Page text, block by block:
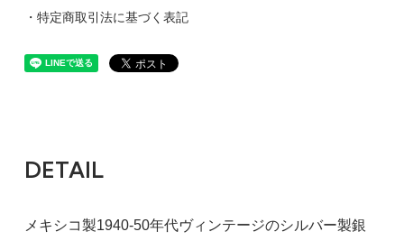
・特定商取引法に基づく表記
DETAIL
メキシコ製1940-50年代ヴィンテージのシルバー製銀